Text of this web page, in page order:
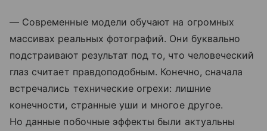
— Современные модели обучают на огромных
массивах реальных фотографий. Они буквально
подстраивают результат под то, что человеческий
глаз считает правдоподобным. Конечно, сначала
встречались технические огрехи: лишние
конечности, странные уши и многое другое.
Но данные побочные эффекты были актуальны